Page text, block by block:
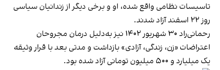
تاسیسات نظامی واقع شده، او و برخی دیگر از زندانیان سیاسی
روز ۲۲ اسفند آزاد شدند.
رحمانی‌راد ۳۰ شهریور ۱۴۰۲ نیز به‌دلیل درمان مجروحان
اعتراضات «زن، زندگی، آزادی» بازداشت و مدتی بعد با قرار وثیقه
یک میلیارد و ۵۰۰ میلیون تومانی آزاد شده بود.